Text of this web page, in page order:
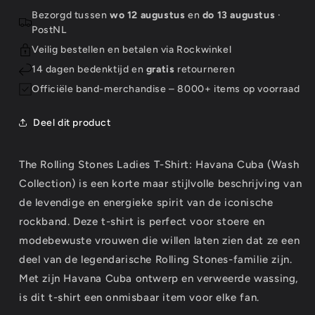
Havana
Cuba
(Wash
Collection)
Havana
(Wash
Collection)
Bezorgd tussen wo 12 augustus en do 13 augustus ·
PostNL
Veilig bestellen en betalen via Rockwinkel
14 dagen bedenktijd en gratis retourneren
Officiële band-merchandise – 8000+ items op voorraad
Deel dit product
The Rolling Stones Ladies T-Shirt: Havana Cuba (Wash
Collection) is een korte maar stijlvolle beschrijving van
de levendige en energieke spirit van de iconische
rockband. Deze t-shirt is perfect voor stoere en
modebewuste vrouwen die willen laten zien dat ze een
deel van de legendarische Rolling Stones-familie zijn.
Met zijn Havana Cuba ontwerp en verweerde wassing,
is dit t-shirt een onmisbaar item voor elke fan.